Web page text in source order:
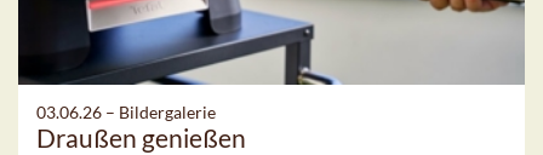
03.06.26 – Bildergalerie
Draußen genießen